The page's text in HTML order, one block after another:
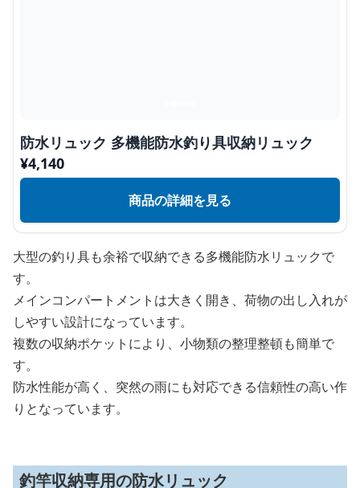
防水リュック 多機能防水釣り具収納リュック
¥4,140
商品の詳細を見る
大型の釣り具も余裕で収納できる多機能防水リュックで
す。
メインコンパートメントは大きく開き、荷物の出し入れが
しやすい設計になっています。
複数の収納ポケットにより、小物類の整理整頓も簡単で
す。
防水性能が高く、突然の雨にも対応できる信頼性の高い作
りとなっています。
釣竿収納専用の防水リュック